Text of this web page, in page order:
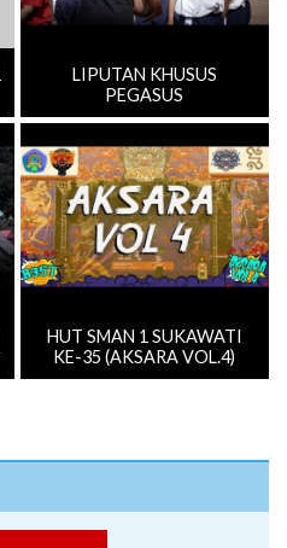
LIPUTAN KHUSUS
PEGASUS
HUT SMAN 1 SUKAWATI
KE-35 (AKSARA VOL.4)